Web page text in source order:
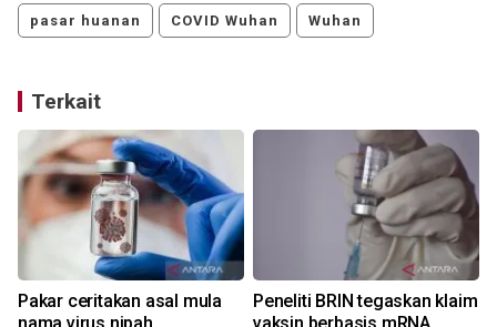
pasar huanan COVID Wuhan Wuhan
Terkait
Pakar ceritakan asal mula
Peneliti BRIN tegaskan klaim